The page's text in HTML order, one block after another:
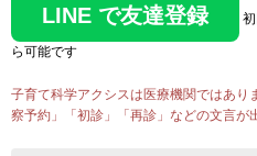
LINE で友達登録
ら可能です
子育て科学アクシスは医療機関ではあり
察予約」「初診」「再診」などの文言が